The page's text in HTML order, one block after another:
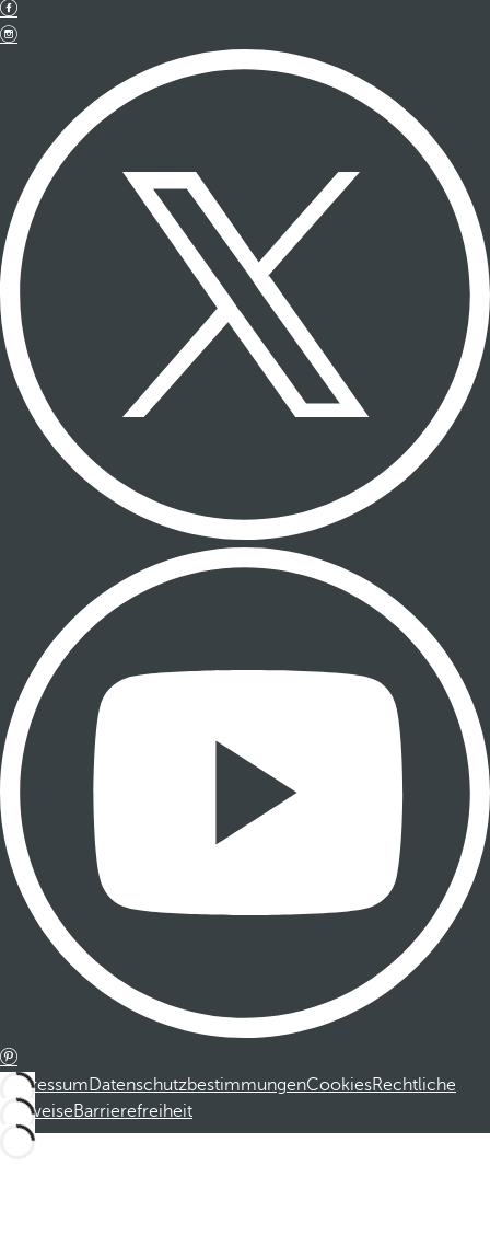
ImpressumDatenschutzbestimmungenCookiesRechtliche
HinweiseBarrierefreiheit